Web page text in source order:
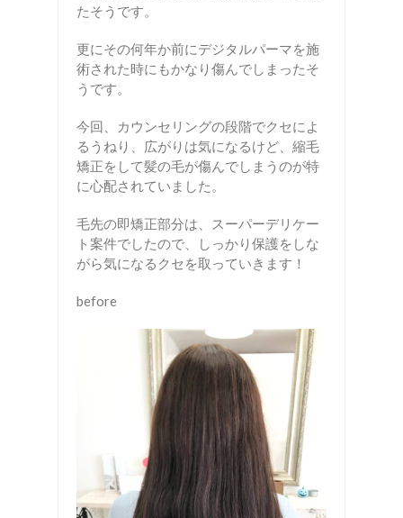
たそうです。
更にその何年か前にデジタルパーマを施
術された時にもかなり傷んでしまったそ
うです。
今回、カウンセリングの段階でクセによ
るうねり、広がりは気になるけど、縮毛
矯正をして髪の毛が傷んでしまうのが特
に心配されていました。
毛先の即矯正部分は、スーパーデリケー
ト案件でしたので、しっかり保護をしな
がら気になるクセを取っていきます！
before